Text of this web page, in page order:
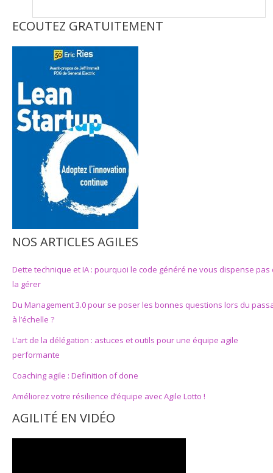
ECOUTEZ GRATUITEMENT
NOS ARTICLES AGILES
Dette technique et IA : pourquoi le code généré ne vous dispense pas
la gérer
Du Management 3.0 pour se poser les bonnes questions lors du
à l’échelle ?
L’art de la délégation : astuces et outils pour une équipe agile
performante
Coaching agile : Definition of done
Améliorez votre résilience d’équipe avec Agile Lotto !
AGILITÉ EN VIDÉO